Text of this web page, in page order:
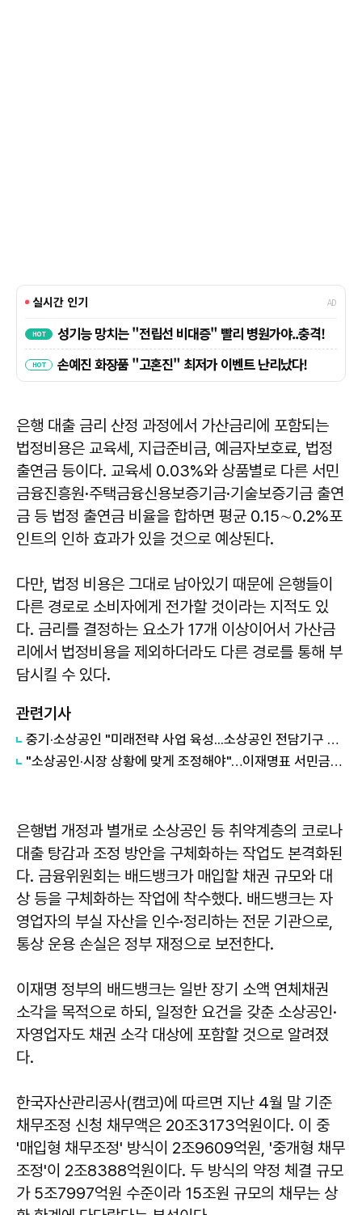
은행 대출 금리 산정 과정에서 가산금리에 포함되는
법정비용은 교육세, 지급준비금, 예금자보호료, 법정
출연금 등이다. 교육세 0.03%와 상품별로 다른 서민
금융진흥원·주택금융신용보증기금·기술보증기금 출연
금 등 법정 출연금 비율을 합하면 평균 0.15∼0.2%포
인트의 인하 효과가 있을 것으로 예상된다.
다만, 법정 비용은 그대로 남아있기 때문에 은행들이
다른 경로로 소비자에게 전가할 것이라는 지적도 있
다. 금리를 결정하는 요소가 17개 이상이어서 가산금
리에서 법정비용을 제외하더라도 다른 경로를 통해 부
담시킬 수 있다.
관련기사
중기·소상공인 "미래전략 사업 육성...소상공인 전담기구 강화"
"소상공인·시장 상황에 맞게 조정해야"…이재명표 서민금융 성공하려면
은행법 개정과 별개로 소상공인 등 취약계층의 코로나
대출 탕감과 조정 방안을 구체화하는 작업도 본격화된
다. 금융위원회는 배드뱅크가 매입할 채권 규모와 대
상 등을 구체화하는 작업에 착수했다. 배드뱅크는 자
영업자의 부실 자산을 인수·정리하는 전문 기관으로,
통상 운용 손실은 정부 재정으로 보전한다.
이재명 정부의 배드뱅크는 일반 장기 소액 연체채권
소각을 목적으로 하되, 일정한 요건을 갖춘 소상공인·
자영업자도 채권 소각 대상에 포함할 것으로 알려졌
다.
한국자산관리공사(캠코)에 따르면 지난 4월 말 기준
채무조정 신청 채무액은 20조3173억원이다. 이 중
'매입형 채무조정' 방식이 2조9609억원, '중개형 채무
조정'이 2조8388억원이다. 두 방식의 약정 체결 규모
가 5조7997억원 수준이라 15조원 규모의 채무는 상